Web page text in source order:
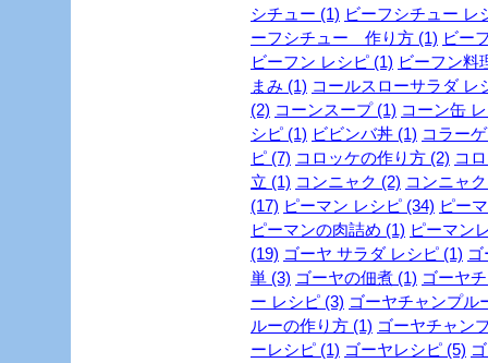
シチュー (1) ビーフシチュー レ
ーフシチュー 作り方 (1) ビー
ビーフン レシピ (1) ビーフン料
まみ (1) コールスローサラダ レ
(2) コーンスープ (1) コーン缶
シピ (1) ビビンバ丼 (1) コラー
ピ (7) コロッケの作り方 (2) コ
立 (1) コンニャク (2) コンニャ
(17) ピーマン レシピ (34) ピー
ピーマンの肉詰め (1) ピーマン
(19) ゴーヤ サラダ レシピ (1)
単 (3) ゴーヤの佃煮 (1) ゴーヤ
ー レシピ (3) ゴーヤチャンプル
ルーの作り方 (1) ゴーヤチャン
ーレシピ (1) ゴーヤレシピ (5)